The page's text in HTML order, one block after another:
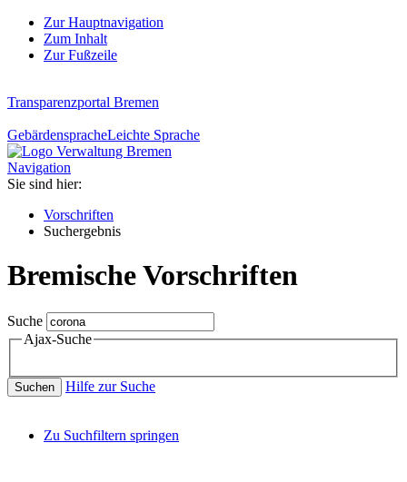
Zur Hauptnavigation
Zum Inhalt
Zur Fußzeile
Transparenzportal Bremen
GebärdenspracheLeichte Sprache
Navigation
Sie sind hier:
Vorschriften
Suchergebnis
Bremische Vorschriften
Suche
Ajax-Suche
Suchen Hilfe zur Suche
Zu Suchfiltern springen